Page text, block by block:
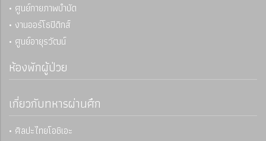
• ศูนย์กายภาพบำบัด
• งานออร์โธปิดิกส์
• ศูนย์อายุรวัฒน์
ห้องพักผู้ป่วย
เกี่ยวกับทหารผ่านศึก
• ศิลปะไทยโอชิเอะ